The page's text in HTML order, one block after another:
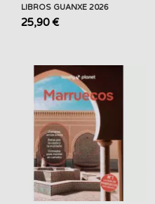
LIBROS GUANXE 2026
25,90 €